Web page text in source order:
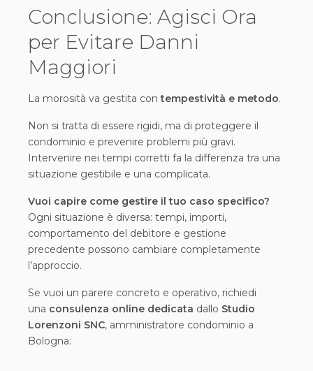
Conclusione: Agisci Ora
per Evitare Danni
Maggiori
La morosità va gestita contempestività e metodo.
Non si tratta di essere rigidi, ma di proteggere il
condominio e prevenire problemi più gravi.
Intervenire nei tempi corretti fa la differenza tra una
situazione gestibile e una complicata.
Vuoi capire come gestire il tuo caso specifico?
Ogni situazione è diversa: tempi, importi,
comportamento del debitore e gestione
precedente possono cambiare completamente
l’approccio.
Se vuoi un parere concreto e operativo, richiedi
una consulenza online dedicata dallo Studio
Lorenzoni SNC, amministratore condominio a
Bologna: